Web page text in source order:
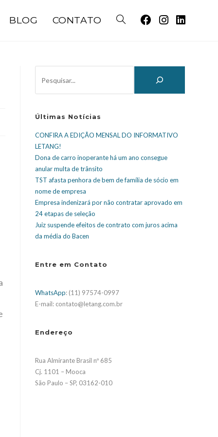
BLOG CONTATO
Últimas Notícias
CONFIRA A EDIÇÃO MENSAL DO INFORMATIVO
LETANG!
Dona de carro inoperante há um ano consegue
anular multa de trânsito
TST afasta penhora de bem de família de sócio em
nome de empresa
Empresa indenizará por não contratar aprovado em
24 etapas de seleção
Juiz suspende efeitos de contrato com juros acima
da média do Bacen
Entre em Contato
WhatsApp: (11) 97574-0997
E-mail: contato@letang.com.br
Endereço
Rua Almirante Brasil nº 685
Cj. 1101 – Mooca
São Paulo – SP, 03162-010